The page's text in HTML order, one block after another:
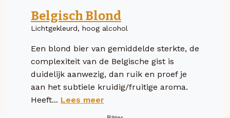
Belgisch Blond
Lichtgekleurd, hoog alcohol
Een blond bier van gemiddelde sterkte, de
complexiteit van de Belgische gist is
duidelijk aanwezig, dan ruik en proef je
aan het subtiele kruidig/fruitige aroma.
Heeft... Lees meer